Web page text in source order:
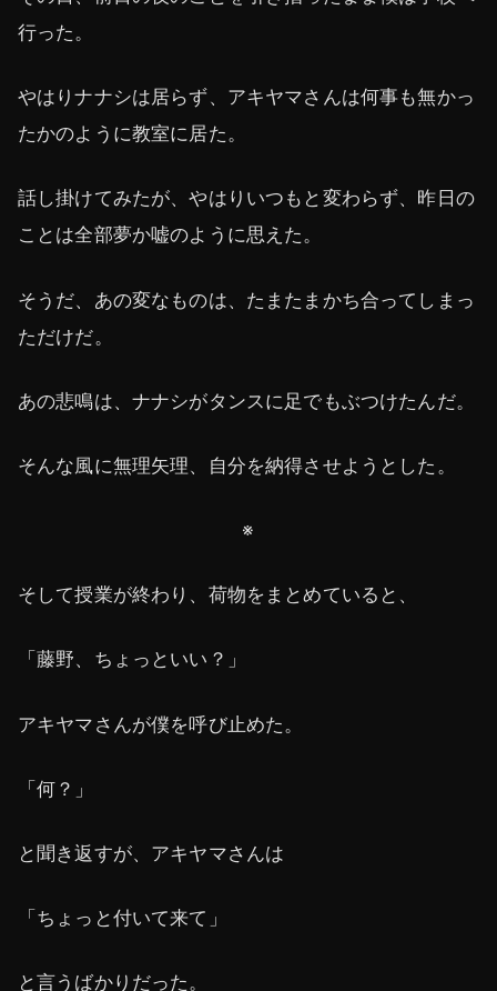
行った。
やはりナナシは居らず、アキヤマさんは何事も無かっ
たかのように教室に居た。
話し掛けてみたが、やはりいつもと変わらず、昨日の
ことは全部夢か嘘のように思えた。
そうだ、あの変なものは、たまたまかち合ってしまっ
ただけだ。
あの悲鳴は、ナナシがタンスに足でもぶつけたんだ。
そんな風に無理矢理、自分を納得させようとした。
※
そして授業が終わり、荷物をまとめていると、
「藤野、ちょっといい？」
アキヤマさんが僕を呼び止めた。
「何？」
と聞き返すが、アキヤマさんは
「ちょっと付いて来て」
と言うばかりだった。